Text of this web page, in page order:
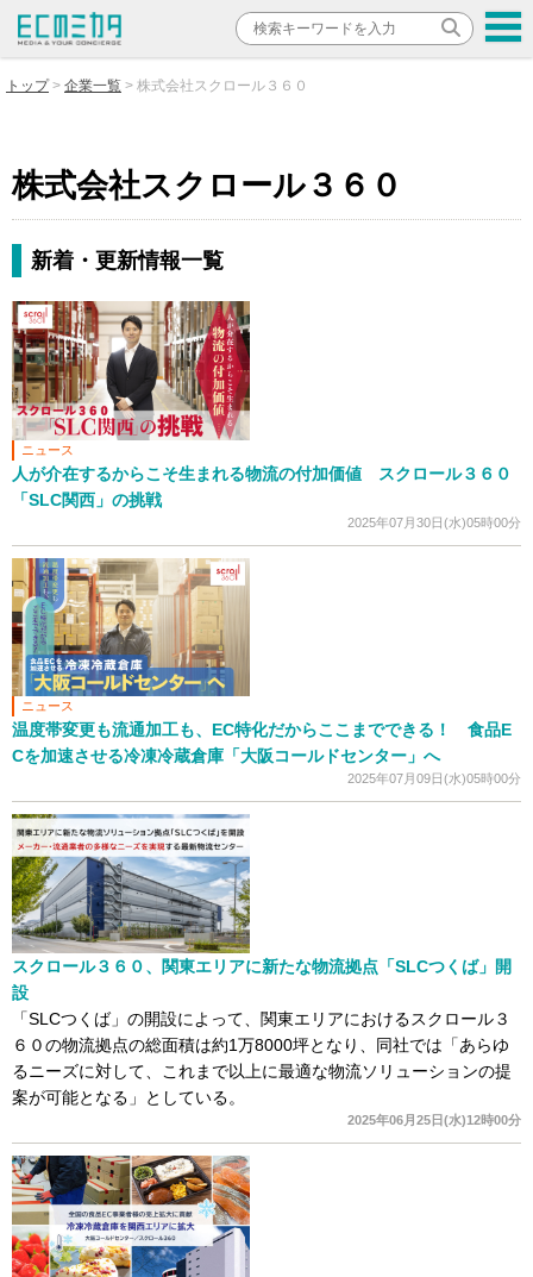
トップ 企業一覧 株式会社スクロール３６０
株式会社スクロール３６０
新着・更新情報一覧
ニュース
人が介在するからこそ生まれる物流の付加価値 スクロール３６０
「SLC関西」の挑戦
2025年07月30日(水)05時00分
ニュース
温度帯変更も流通加工も、EC特化だからここまでできる！ 食品E
Cを加速させる冷凍冷蔵倉庫「大阪コールドセンター」へ
2025年07月09日(水)05時00分
スクロール３６０、関東エリアに新たな物流拠点「SLCつくば」開
設
「SLCつくば」の開設によって、関東エリアにおけるスクロール３
６０の物流拠点の総面積は約1万8000坪となり、同社では「あらゆ
るニーズに対して、これまで以上に最適な物流ソリューションの提
案が可能となる」としている。
2025年06月25日(水)12時00分